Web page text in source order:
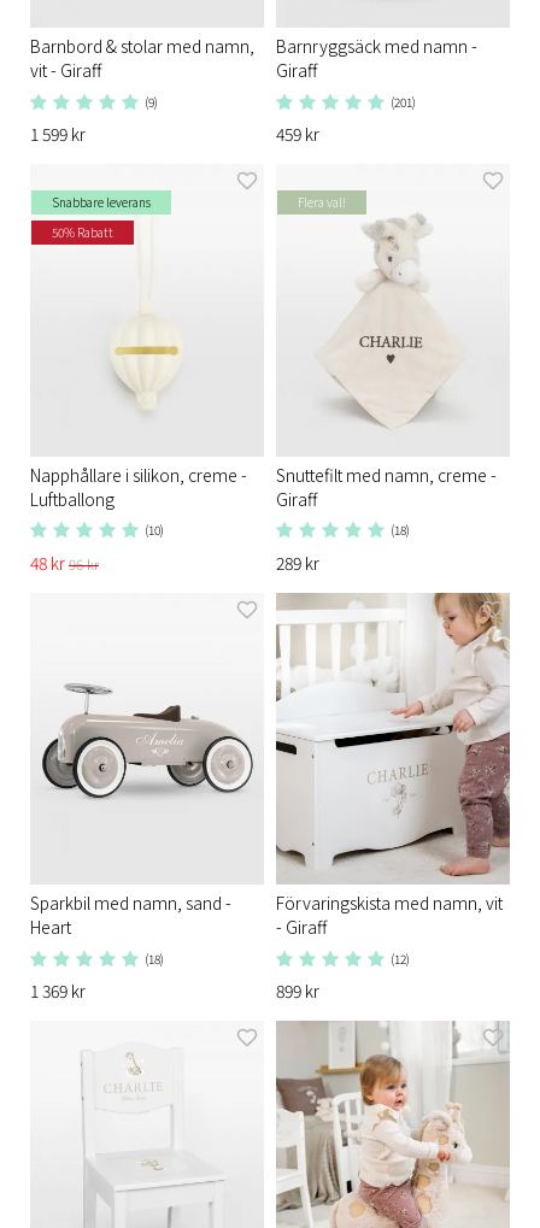
Barnbord & stolar med namn,
vit - Giraff
(9)
1 599 kr
Barnryggsäck med namn -
Giraff
(201)
459 kr
Snabbare leverans
50% Rabatt
Napphållare i silikon, creme -
Luftballong
(10)
48 kr96 kr
Flera val!
Snuttefilt med namn, creme -
Giraff
(18)
289 kr
Sparkbil med namn, sand -
Heart
(18)
1 369 kr
Förvaringskista med namn, vit
- Giraff
(12)
899 kr